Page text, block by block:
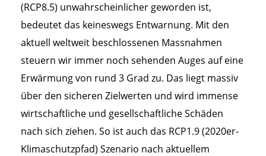
(RCP8.5) unwahrscheinlicher geworden ist,
bedeutet das keineswegs Entwarnung. Mit den
aktuell weltweit beschlossenen Massnahmen
steuern wir immer noch sehenden Auges auf eine
Erwärmung von rund 3 Grad zu. Das liegt massiv
über den sicheren Zielwerten und wird immense
wirtschaftliche und gesellschaftliche Schäden
nach sich ziehen. So ist auch das RCP1.9 (2020er-
Klimaschutzpfad) Szenario nach aktuellem